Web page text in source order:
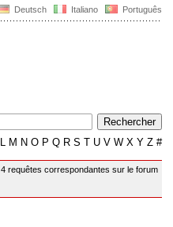
Deutsch Italiano Português
L M N O P Q R S T U V W X Y Z #
4 requêtes correspondantes sur le forum